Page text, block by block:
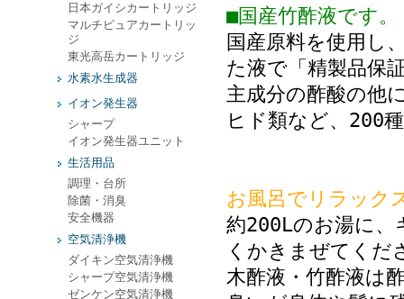
日本ガイシカートリッジ
マルチピュアカートリッ
ジ
東光高岳カートリッジ
水素水生成器
イオン発生器
シャープ
イオン発生器ユニット
生活用品
調理・台所
除菌・消臭
安全機器
空気清浄機
ダイキン空気清浄機
シャープ空気清浄機
ゼンケン空気清浄機
■国産竹酢液です。
国産原料を使用し
た液で「精製品保
主成分の酢酸の他
ヒド類など、200
お風呂でリラック
約200Lのお湯に、
くかきまぜてくだ
木酢液・竹酢液は